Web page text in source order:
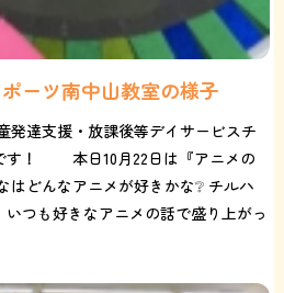
ーツ南中山教室の様子
発達支援・放課後等デイサービスチ
す！ 本日10月22日は『アニメの
はどんなアニメが好きかな❔ チルハ
つも好きなアニメの話で盛り上がっ